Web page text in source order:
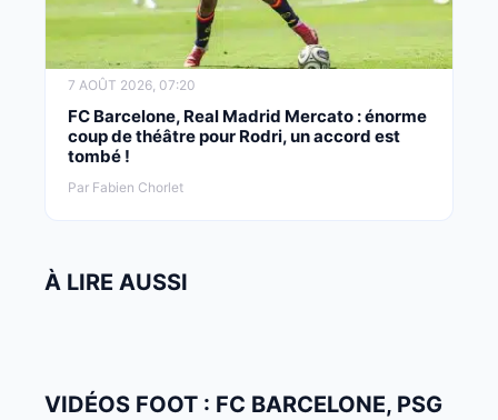
7 AOÛT 2026, 07:20
FC Barcelone, Real Madrid Mercato : énorme
coup de théâtre pour Rodri, un accord est
tombé !
Par Fabien Chorlet
À LIRE AUSSI
VIDÉOS FOOT : FC BARCELONE, PSG